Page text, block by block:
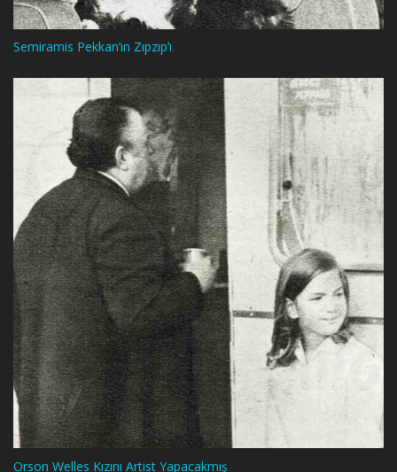
Semiramis Pekkan’ın Zıpzıp’ı
Orson Welles Kızını Artist Yapacakmış